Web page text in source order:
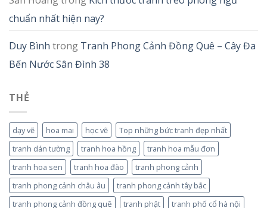
chuẩn nhất hiện nay?
Duy Bình trong Tranh Phong Cảnh Đồng Quê – Cây Đa
Bến Nước Sân Đình 38
THẺ
dạy vẽ hoa mai học vẽ
Top những bức tranh đẹp nhất
tranh dán tường
tranh hoa hồng
tranh hoa mẫu đơn
tranh hoa sen
tranh hoa đào
tranh phong cảnh
tranh phong cảnh châu âu
tranh phong cảnh tây bắc
tranh phong cảnh đồng quê
tranh phật
tranh phố cổ hà nội